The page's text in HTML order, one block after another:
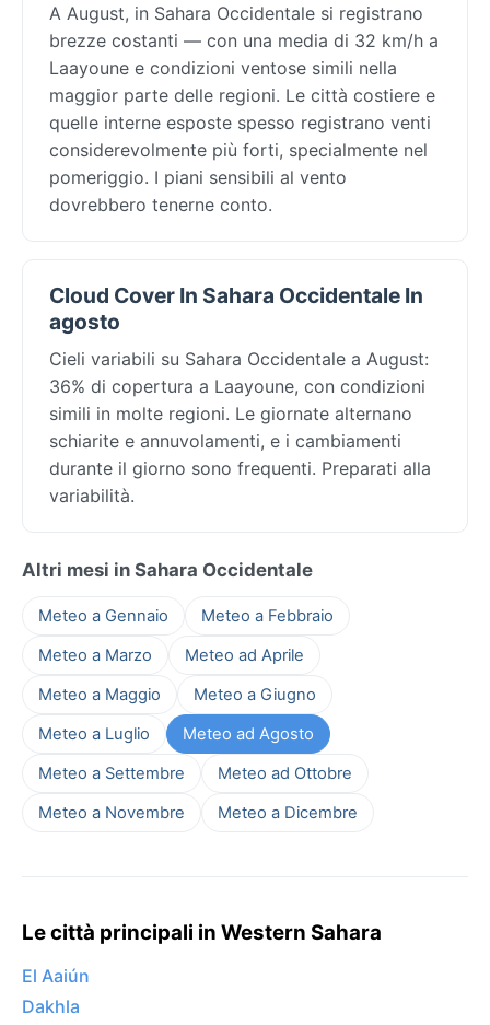
A August, in Sahara Occidentale si registrano
brezze costanti — con una media di 32 km/h a
Laayoune e condizioni ventose simili nella
maggior parte delle regioni. Le città costiere e
quelle interne esposte spesso registrano venti
considerevolmente più forti, specialmente nel
pomeriggio. I piani sensibili al vento
dovrebbero tenerne conto.
Cloud Cover In Sahara Occidentale In
agosto
Cieli variabili su Sahara Occidentale a August:
36% di copertura a Laayoune, con condizioni
simili in molte regioni. Le giornate alternano
schiarite e annuvolamenti, e i cambiamenti
durante il giorno sono frequenti. Preparati alla
variabilità.
Altri mesi in Sahara Occidentale
Meteo a Gennaio
Meteo a Febbraio
Meteo a Marzo
Meteo ad Aprile
Meteo a Maggio
Meteo a Giugno
Meteo a Luglio
Meteo ad Agosto
Meteo a Settembre
Meteo ad Ottobre
Meteo a Novembre
Meteo a Dicembre
Le città principali in Western Sahara
El Aaiún
Dakhla